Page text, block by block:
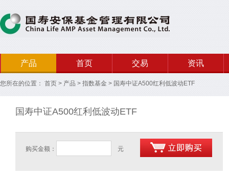
产品 首页 交易 资讯
您所在的位置： 首页 > 产品 > 指数基金 > 国寿中证A500红利低波动ETF
国寿中证A500红利低波动ETF
购买金额： 元